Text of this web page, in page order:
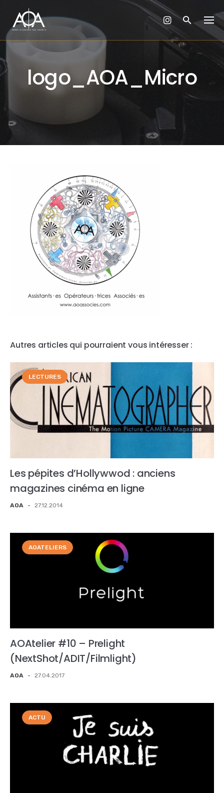
content
logo_AOA_Micro
Autres articles qui pourraient vous intéresser :
LECTURES
Les pépites d’Hollywwod : anciens
magazines cinéma en ligne
AOA - 27.12.2014
AOATELIERS
AOAtelier #10 – Prelight
(NextShot/ADIT/Filmlight)
AOA - 27.04.2017
ACTU